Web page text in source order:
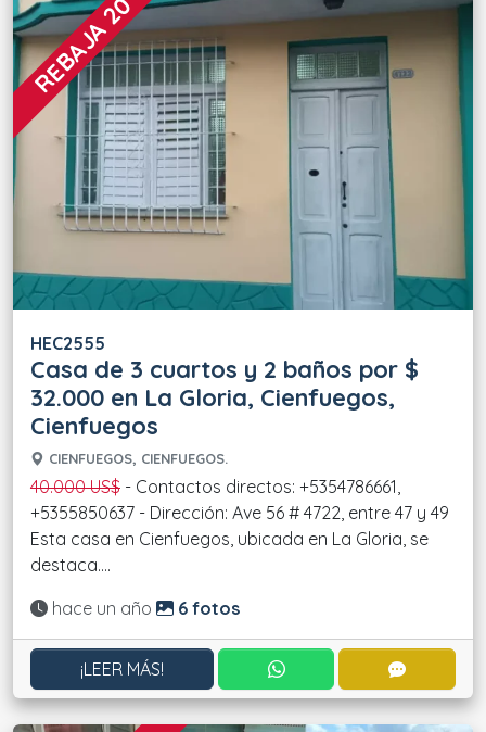
REBAJA 20 %
HEC2555
Casa de 3 cuartos y 2 baños por $
32.000 en La Gloria, Cienfuegos,
Cienfuegos
CIENFUEGOS, CIENFUEGOS.
40.000 US$ - Contactos directos: +5354786661,
+5355850637 - Dirección: Ave 56 # 4722, entre 47 y 49
Esta casa en Cienfuegos, ubicada en La Gloria, se
destaca....
Actualizado:
hace un año 6 fotos
¡LEER MÁS! CONTACTAR POR